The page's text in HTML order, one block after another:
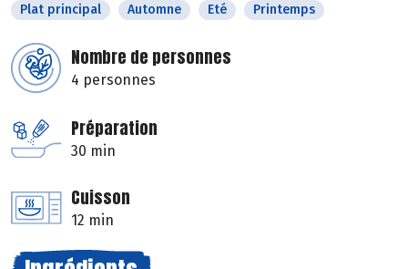
Plat principal Automne Eté Printemps
Nombre de personnes
4 personnes
Préparation
30 min
Cuisson
12 min